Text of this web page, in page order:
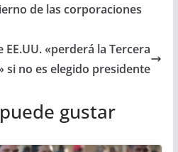
de las corporaciones
«perderá la Tercera
si no es elegido presidente
gustar